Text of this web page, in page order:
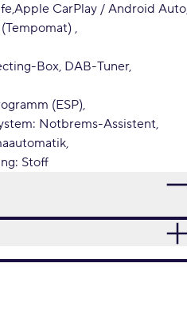
Apple CarPlay / Android Auto
Box, DAB-Tuner,
(ESP)
Notbrems-Assistent
Stoff